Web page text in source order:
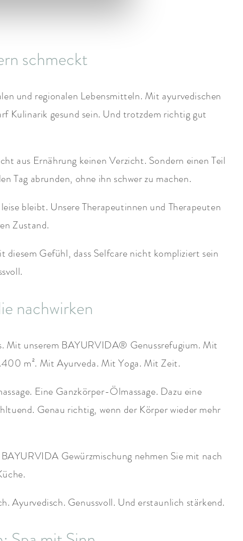
schmeckt
und regionalen Lebensmitteln. Mit ayurvedischen
Kulinarik gesund sein. Und trotzdem richtig gut
aus Ernährung keinen Verzicht. Sondern einen Teil
Tag abrunden, ohne ihn schwer zu machen.
bleibt. Unsere Therapeutinnen und Therapeuten
Zustand.
Gefühl, dass Selfcare nicht kompliziert sein
nachwirken
Mit unserem BAYURVIDA® Genussrefugium. Mit
m². Mit Ayurveda. Mit Yoga. Mit Zeit.
Eine Ganzkörper-Ölmassage. Dazu eine
Genau richtig, wenn der Körper wieder mehr
Gewürzmischung nehmen Sie mit nach
Ayurvedisch. Genussvoll. Und erstaunlich stärkend.